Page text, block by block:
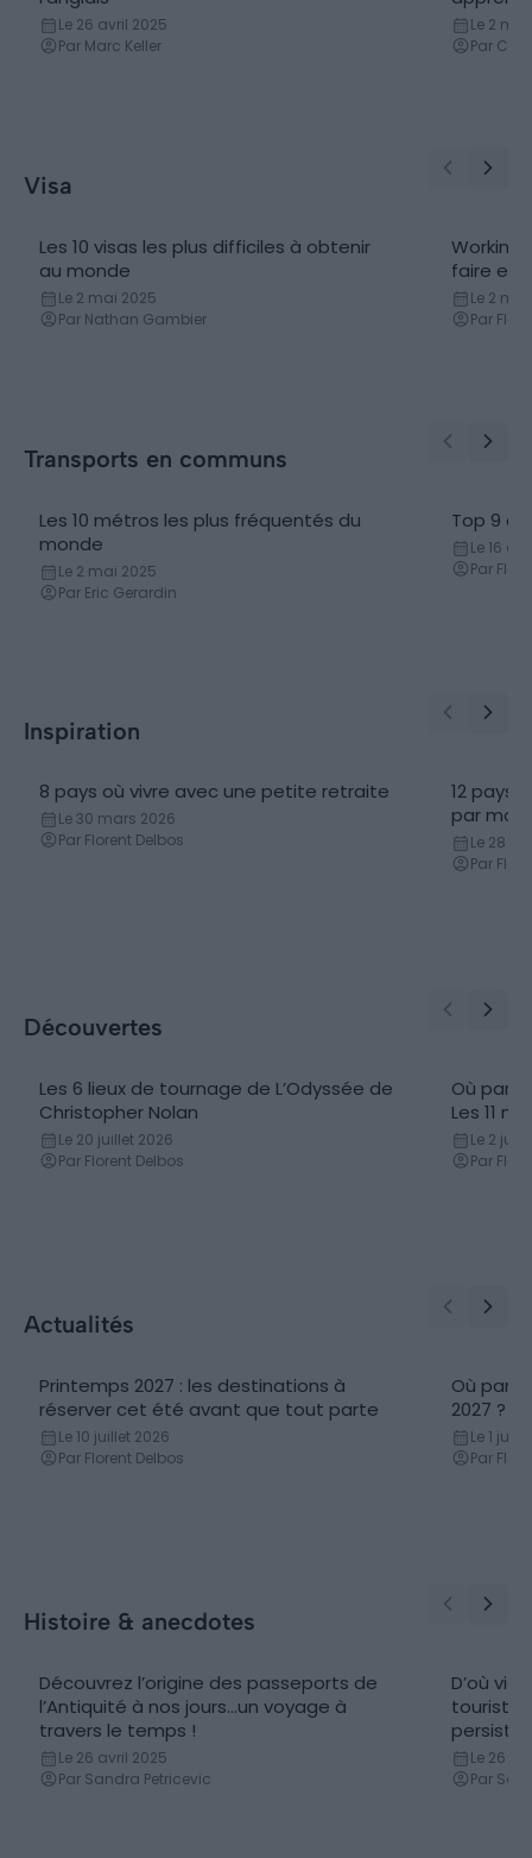
Le 26 avril 2025
Par Marc Keller
Le 2
Par
Visa
Les 10 visas les plus difficiles à obtenir
au monde
Le 2 mai 2025
Par Nathan Gambier
Working
faire et
Le 2
Par
Transports en communs
Les 10 métros les plus fréquentés du
monde
Le 2 mai 2025
Par Eric Gerardin
Top 9
Le 16
Par
Inspiration
8 pays où vivre avec une petite retraite
Le 30 mars 2026
Par Florent Delbos
12 pays
par mois
Le 28
Par
Découvertes
Les 6 lieux de tournage de L’Odyssée de
Christopher Nolan
Le 20 juillet 2026
Par Florent Delbos
Où partir
Les 11
Le 2
Par
Actualités
Printemps 2027 : les destinations à
réserver cet été avant que tout parte
Le 10 juillet 2026
Par Florent Delbos
Où
2027 ?
Le 1
Par
Histoire & anecdotes
Découvrez l’origine des passeports de
l’Antiquité à nos jours…un voyage à
travers le temps !
Le 26 avril 2025
Par Sandra Petricevic
D’où
Le 26
Par